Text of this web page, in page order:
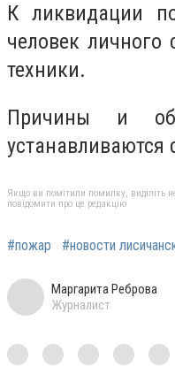
К ликвидации
человек
техники.
Причины и
устанавливаются
Якщо ви помітили помилку, виділіть
повідомити про це редакцію
#пожар #новости
Маргарита Реброва
Журналист